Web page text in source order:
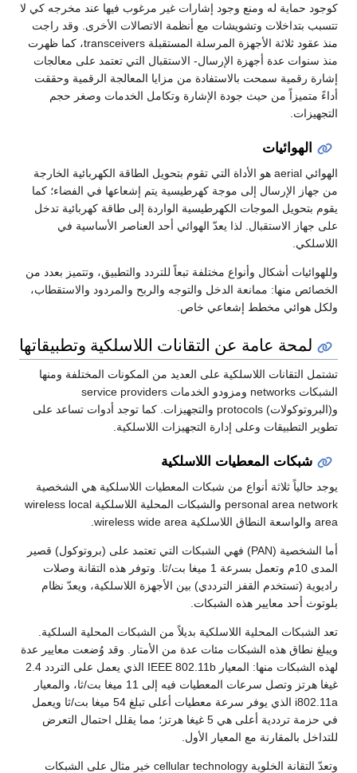
كوجود حماية له ومنع وجود إشارات غير مرغوب فيها عند مخرجه كي لا
تتسبب بتداخلات وتشويشات مع أنظمة الاتصالات الأخرى. وقد راجت
منذ عقود ثلاثة الأجهزة المرسلة المستقبلة transceivers، كما ظهرت
منذ سنوات عدة أجهزة الإرسال- الاستقبال التي تعتمد على معالجات
إشارة رقمية سمحت بالاستفادة من مزايا المعالجة الرقمية وحققت
أداءً متميزاً من حيث جودة الإشارة وتكامل الخدمات وصغر حجم
التجهيزات.
الهوائيات
الهوائي aerial هو الأداة التي تقوم بتحويل الطاقة الكهربائية الخارجة
من جهاز الإرسال إلى موجة كهرطيسية يتم إشعاعها في الفضاء؛ كما
يقوم بتحويل الموجات الكهرطيسية الواردة إلى طاقة كهربائية تدخل
على جهاز الاستقبال. لذا يعدّ الهوائي أحد العناصر الأساسية في
اللاسلكي.
وللهوائيات أشكال وأنواع مختلفة تبعاً للتردد والتطبيق، وتتميز بعدد من
الخصائص منها: ممانعة الدخل والتوجه والربح والمردود والاستقطاب،
ولكل هوائي مخطط إشعاعي خاص.
لمحة عامة عن التقانات اللاسلكية وتطبيقاتها
تشتمل التقانات اللاسلكية على العديد من المكونات المختلفة ومنها
الشبكات networks ومزودو الخدمات service providers
و(البروتوكولات) protocols والتجهيزات. كما توجد أدوات تساعد على
تطوير التطبيقات وعلى إدارة التجهيزات اللاسلكية.
شبكات المعطيات اللاسلكية
يوجد حالياً ثلاثة أنواع من شبكات المعطيات اللاسلكية هي الشخصية
personal area network والشبكات المحلية اللاسلكية wireless local
area والواسعة النطاق اللاسلكية wireless wide area.
أما الشخصية (PAN) فهي الشبكات التي تعتمد على (بروتوكول) قصير
المدى 10م وتعمل بسرعة 1 ميغا بت/ثا. وتوفر هذه التقانة وصلات
راديوية (تستخدم القفز الترددي) بين الأجهزة اللاسلكية، ويعدّ نظام
بلوتوث أحد معايير هذه الشبكات.
تعد الشبكات المحلية اللاسلكية بديلاً من الشبكات المحلية السلكية.
ويبلغ نطاق هذه الشبكات مئات عدة من الأمتار. وقد وُضعت معايير عدة
لهذه الشبكات منها: المعيار IEEE 802.11b الذي يعمل على التردد 2.4
غيغا هرتز وتصل سرعات المعطيات فيه إلى 11 ميغا بت/ثا، والمعيار
i802.11a الذي يوفر سرعة معطيات أعلى تبلغ 54 ميغا بت/ثا ويعمل
في حزمة ترددية أعلى هي 5 غيغا هرتز؛ مما يقلل احتمال التعرض
للتداخل بالمقارنة مع المعيار الأول.
وتعدّ التقانة الخلوية cellular technology خير مثال على الشبكات